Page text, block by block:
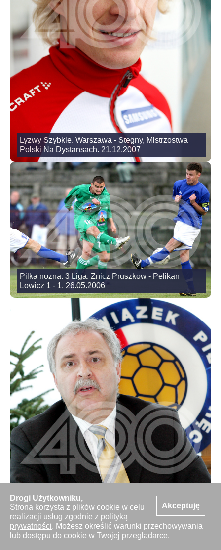
Akceptuję
Drogi Użytkowniku,
Strona korzysta z plików cookie w celu
realizacji usług zgodnie z polityką
prywatności. Możesz określić warunki przechowywania
lub dostępu do cookie w Twojej przeglądarce.
Lyzwy Szybkie. Warszawa - Stegny, Mistrzostwa
Polski Na Dystansach. 21.12.2007
Pilka nozna. 3 Liga. Znicz Pruszkow - Pelikan
Lowicz 1 - 1. 26.05.2006